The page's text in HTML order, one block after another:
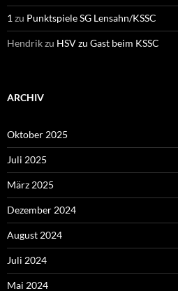
1zu Punktspiele SG Lensahn/KSSC
Hendrikzu HSV zu Gast beim KSSC
ARCHIV
Oktober 2025
Juli 2025
März 2025
Dezember 2024
August 2024
Juli 2024
Mai 2024